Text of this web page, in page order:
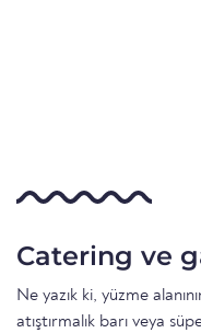
Catering ve
Ne yazık ki, yüzme
atıştırmalık barı veya